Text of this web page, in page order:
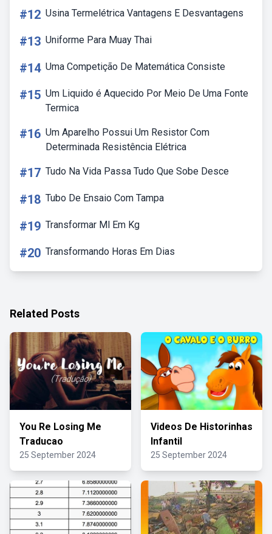
#12 Usina Termelétrica Vantagens E Desvantagens
#13 Uniforme Para Muay Thai
#14 Uma Competição De Matemática Consiste
#15 Um Liquido é Aquecido Por Meio De Uma Fonte
Termica
#16 Um Aparelho Possui Um Resistor Com
Determinada Resistência Elétrica
#17 Tudo Na Vida Passa Tudo Que Sobe Desce
#18 Tubo De Ensaio Com Tampa
#19 Transformar Ml Em Kg
#20 Transformando Horas Em Dias
Related Posts
You Re Losing Me
Traducao
25 September 2024
Videos De Historinhas
Infantil
25 September 2024